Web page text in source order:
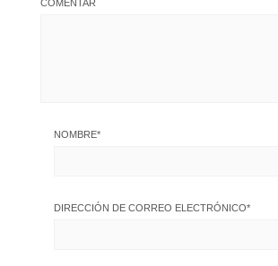
COMENTAR
NOMBRE*
DIRECCIÓN DE CORREO ELECTRÓNICO*